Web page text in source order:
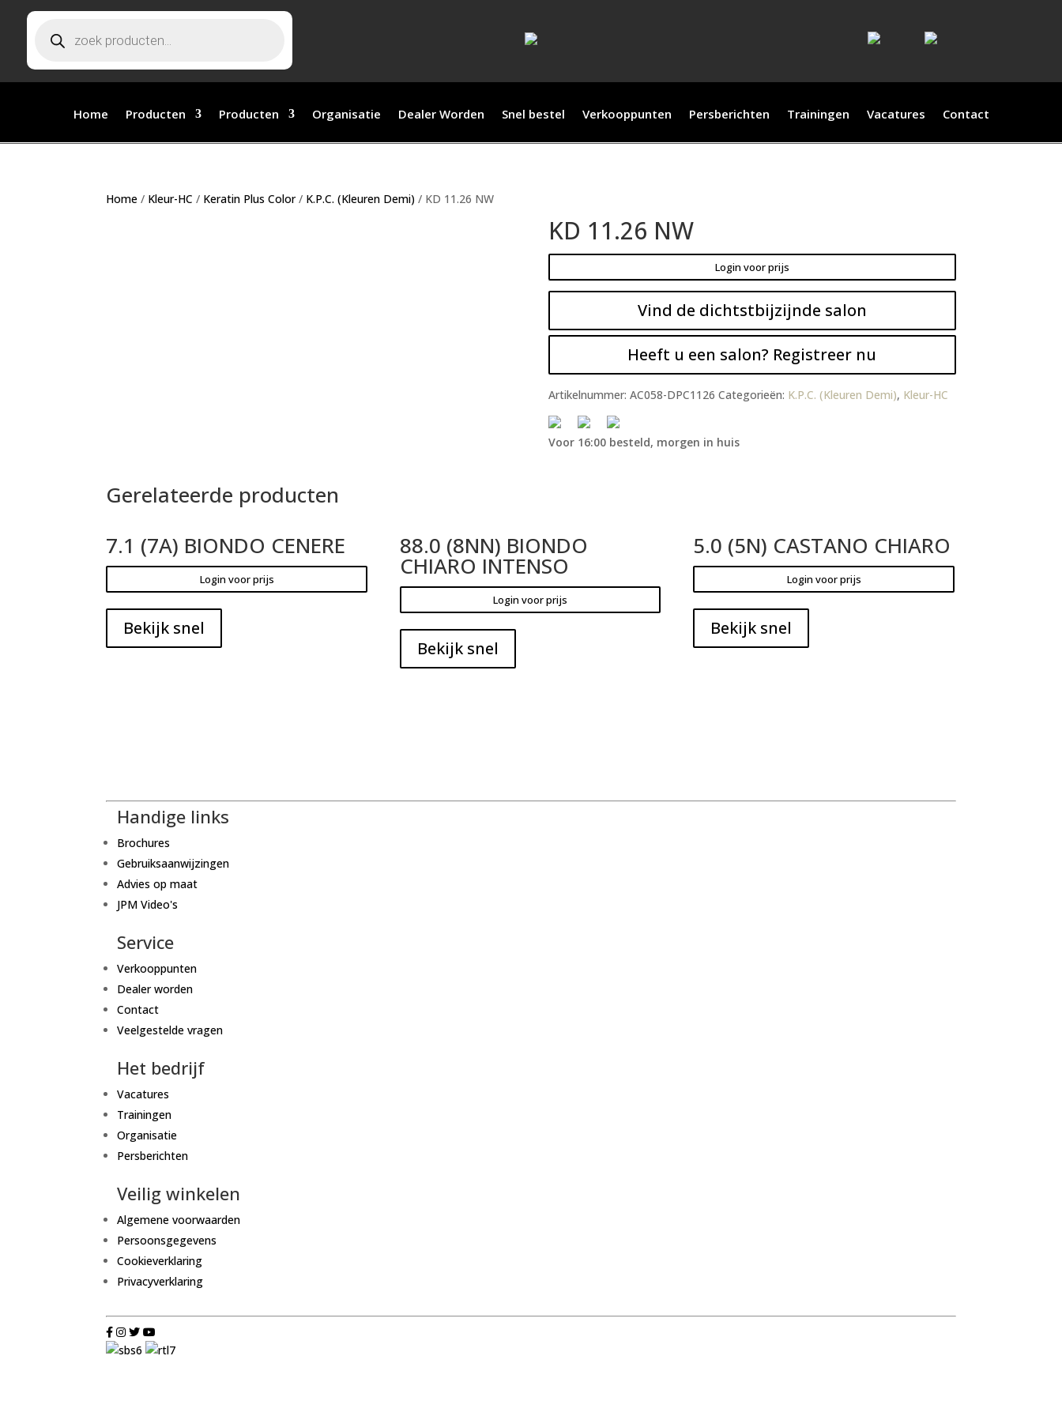
Home Producten Producten Organisatie Dealer Worden Snel bestel Verkooppunten Persberichten Trainingen Vacatures Contact
Home / Kleur-HC / Keratin Plus Color/ K.P.C. (Kleuren Demi) / KD 11.26 NW
KD 11.26 NW
Login voor prijs
Vind de dichtstbijzijnde salon
Heeft u een salon? Registreer nu
Artikelnummer: AC058-DPC1126 Categorieën: K.P.C. (Kleuren Demi), Kleur-HC
Voor 16:00 besteld, morgen in huis
Gerelateerde producten
7.1 (7A) BIONDO CENERE
Login voor prijs
Bekijk snel
88.0 (8NN) BIONDO
CHIARO INTENSO
Login voor prijs
Bekijk snel
5.0 (5N) CASTANO CHIARO
Login voor prijs
Bekijk snel
Handige links
Brochures
Gebruiksaanwijzingen
Advies op maat
JPM Video's
Service
Verkooppunten
Dealer worden
Contact
Veelgestelde vragen
Het bedrijf
Vacatures
Trainingen
Organisatie
Persberichten
Veilig winkelen
Algemene voorwaarden
Persoonsgegevens
Cookieverklaring
Privacyverklaring